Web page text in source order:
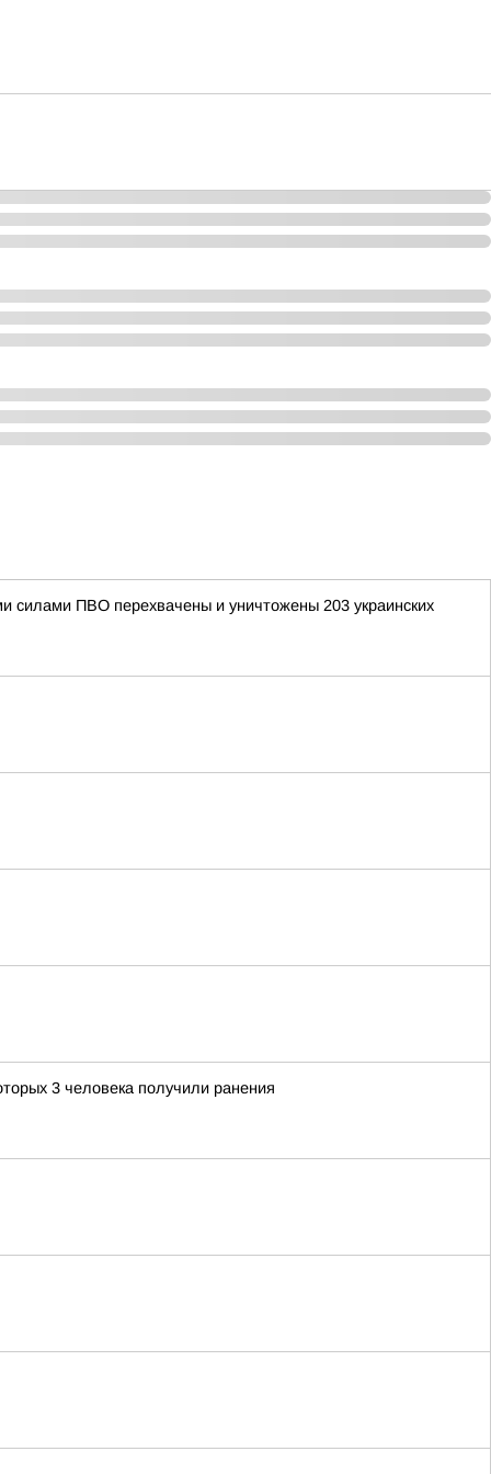
силами ПВО перехвачены и уничтожены 203 украинских
3 человека получили ранения